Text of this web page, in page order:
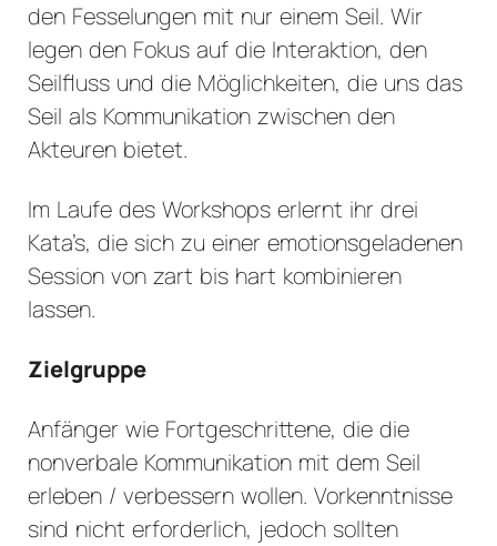
den Fesselungen mit nur einem Seil. Wir
legen den Fokus auf die Interaktion, den
Seilfluss und die Möglichkeiten, die uns das
Seil als Kommunikation zwischen den
Akteuren bietet.
Im Laufe des Workshops erlernt ihr drei
Kata’s, die sich zu einer emotionsgeladenen
Session von zart bis hart kombinieren
lassen.
Zielgruppe
Anfänger wie Fortgeschrittene, die die
nonverbale Kommunikation mit dem Seil
erleben / verbessern wollen. Vorkenntnisse
sind nicht erforderlich, jedoch sollten